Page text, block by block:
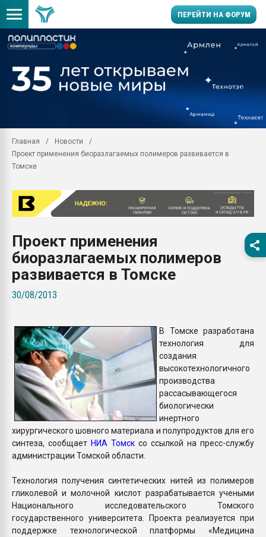
ПЕРЕЙТИ НА ФОРУМ
Вакуум-формовочные
28.07.2026
Всё, что касается
бутылок
вакуумного
Продам отходы
поликарбоната и АБС-
Главная
Новости
Проект применения биоразлагаемых полимеров развивается в
Томске
Проект применения
биоразлагаемых полимеров
развивается в Томске
30/08/2013
В Томске разработана
технология для
создания
высокотехнологичного
производства
рассасывающегося
биологически
инертного
хирургического шовного материала и полупродуктов для его
синтеза, сообщает НИА Томск со ссылкой на пресс-службу
администрации Томской области.
Технология получения синтетических нитей из полимеров
гликолевой и молочной кислот разрабатывается учеными
Национального исследовательского Томского
государственного университета. Проекта реализуется при
поддержке технологической платформы «Медицина